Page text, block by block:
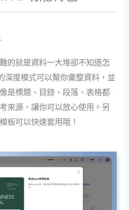
的就是資料一大堆卻不知道怎
度模式可以幫你彙整資料，並
是標題、目錄、段落、表格都
來源，讓你可以放心使用。另
板可以快速套用哦！